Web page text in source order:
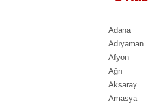
Adana
Adıyaman
Afyon
Ağrı
Aksaray
Amasya